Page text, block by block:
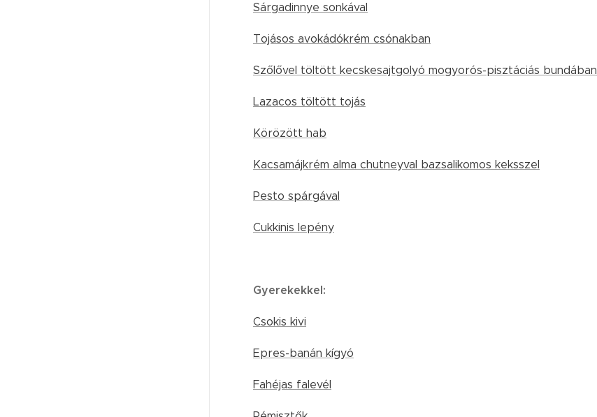
Sárgadinnye sonkával
Tojásos avokádókrém csónakban
Szőlővel töltött kecskesajtgolyó mogyorós-pisztáciás bundában
Lazacos töltött tojás
Körözött hab
Kacsamájkrém alma chutneyval bazsalikomos keksszel
Pesto spárgával
Cukkinis lepény
Gyerekekkel:
Csokis kivi
Epres-banán kígyó
Fahéjas falevél